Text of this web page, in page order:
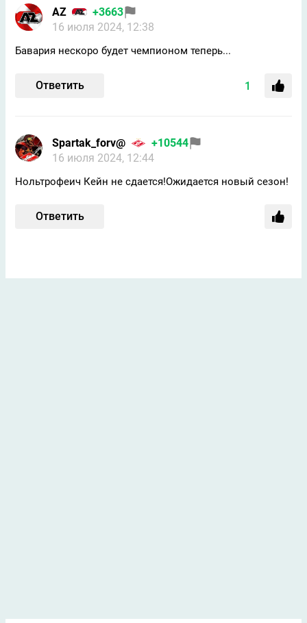
AZ
+3663
16 июля 2024, 12:38
Бавария нескоро будет чемпионом теперь...
Ответить 1
Spartak_forv@
+10544
16 июля 2024, 12:44
Нольтрофеич Кейн не сдается!Ожидается новый сезон!
Ответить